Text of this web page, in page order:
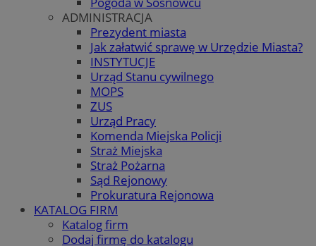
ADMINISTRACJA
Prezydent miasta
Jak załatwić sprawę w Urzędzie Miasta?
INSTYTUCJE
Urząd Stanu cywilnego
MOPS
ZUS
Urząd Pracy
Komenda Miejska Policji
Straż Miejska
Straż Pożarna
Sąd Rejonowy
Prokuratura Rejonowa
KATALOG FIRM
Katalog firm
Dodaj firmę do katalogu